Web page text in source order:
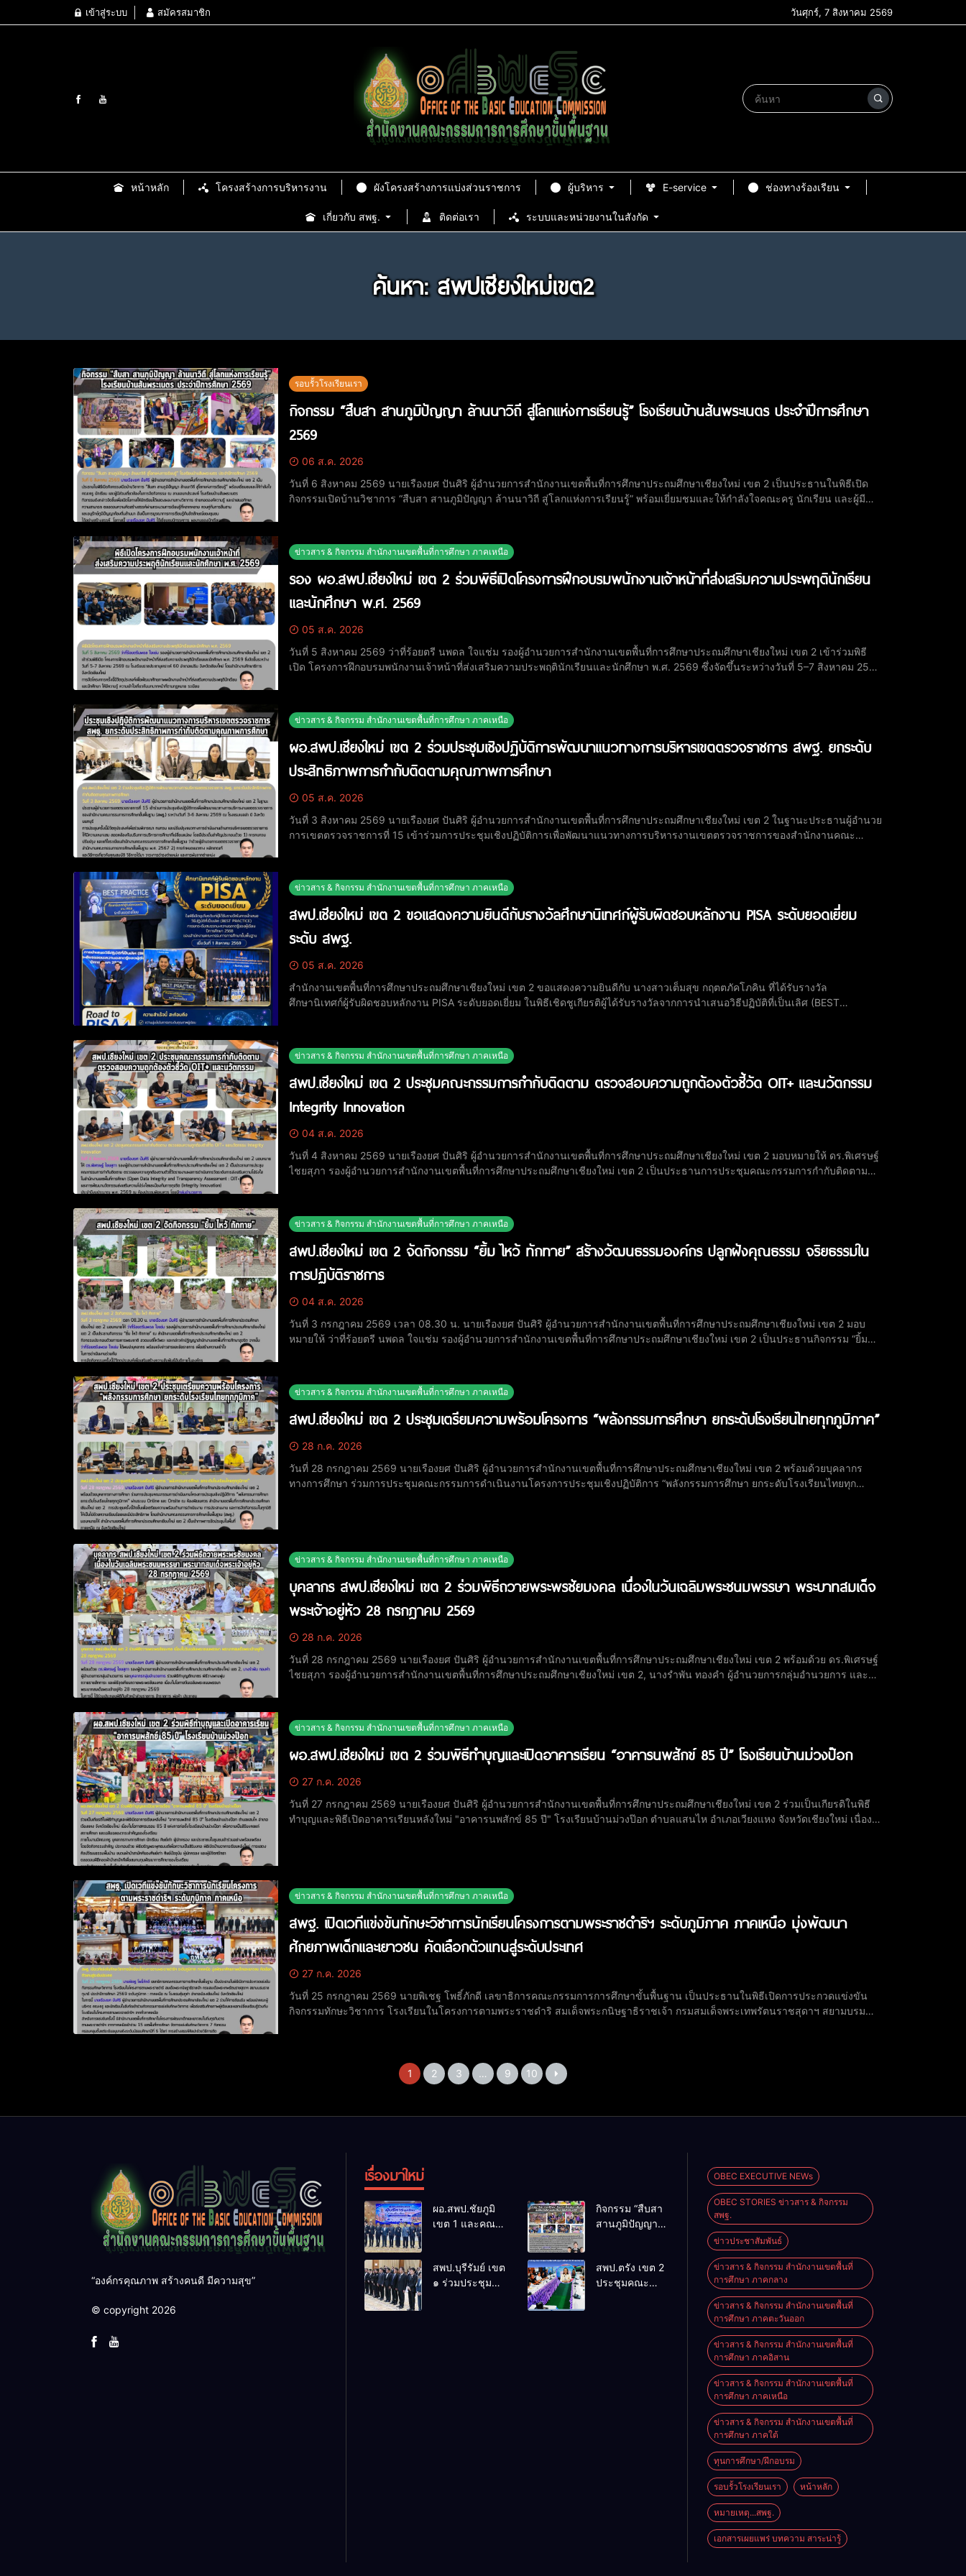
เข้าสู่ระบบ สมัครสมาชิก วันศุกร์, 7 สิงหาคม 2569
หน้าหลัก โครงสร้างการบริหารงาน ผังโครงสร้างการแบ่งส่วนราชการ ผู้บริหาร E-service ช่องทางร้องเรียน
เกี่ยวกับ สพฐ. ติดต่อเรา ระบบและหน่วยงานในสังกัด
ค้นหา: สพปเชียงใหม่เขต2
รอบรั้วโรงเรียนเรา
กิจกรรม “สืบสา สานภูมิปัญญา ล้านนาวิถี สู่โลกแห่งการเรียนรู้” โรงเรียนบ้านสันพระเนตร ประจำปีการศึกษา
2569
06 ส.ค. 2026
วันที่ 6 สิงหาคม 2569 นายเรืองยศ ปันศิริ ผู้อำนวยการสำนักงานเขตพื้นที่การศึกษาประถมศึกษาเชียงใหม่ เขต 2 เป็นประธานในพิธีเปิด
กิจกรรมเปิดบ้านวิชาการ “สืบสา สานภูมิปัญญา ล้านนาวิถี สู่โลกแห่งการเรียนรู้” พร้อมเยี่ยมชมและให้กำลังใจคณะครู นักเรียน และผู้มี
ข่าวสาร & กิจกรรม สำนักงานเขตพื้นที่การศึกษา ภาคเหนือ
รอง ผอ.สพป.เชียงใหม่ เขต 2 ร่วมพิธีเปิดโครงการฝึกอบรมพนักงานเจ้าหน้าที่ส่งเสริมความประพฤตินักเรียน
และนักศึกษา พ.ศ. 2569
05 ส.ค. 2026
วันที่ 5 สิงหาคม 2569 ว่าที่ร้อยตรี นพดล ใจแช่ม รองผู้อำนวยการสำนักงานเขตพื้นที่การศึกษาประถมศึกษาเชียงใหม่ เขต 2 เข้าร่วมพิธี
เปิด โครงการฝึกอบรมพนักงานเจ้าหน้าที่ส่งเสริมความประพฤตินักเรียนและนักศึกษา พ.ศ. 2569 ซึ่งจัดขึ้นระหว่างวันที่ 5–7 สิงหาคม 2569
ข่าวสาร & กิจกรรม สำนักงานเขตพื้นที่การศึกษา ภาคเหนือ
ผอ.สพป.เชียงใหม่ เขต 2 ร่วมประชุมเชิงปฏิบัติการพัฒนาแนวทางการบริหารเขตตรวจราชการ สพฐ. ยกระดับ
ประสิทธิภาพการกำกับติดตามคุณภาพการศึกษา
05 ส.ค. 2026
วันที่ 3 สิงหาคม 2569 นายเรืองยศ ปันศิริ ผู้อำนวยการสำนักงานเขตพื้นที่การศึกษาประถมศึกษาเชียงใหม่ เขต 2 ในฐานะประธานผู้อำนวย
การเขตตรวจราชการที่ 15 เข้าร่วมการประชุมเชิงปฏิบัติการเพื่อพัฒนาแนวทางการบริหารงานเขตตรวจราชการของสำนักงานคณะ
ข่าวสาร & กิจกรรม สำนักงานเขตพื้นที่การศึกษา ภาคเหนือ
สพป.เชียงใหม่ เขต 2 ขอแสดงความยินดีกับรางวัลศึกษานิเทศก์ผู้รับผิดชอบหลักงาน PISA ระดับยอดเยี่ยม
ระดับ สพฐ.
05 ส.ค. 2026
สำนักงานเขตพื้นที่การศึกษาประถมศึกษาเชียงใหม่ เขต 2 ขอแสดงความยินดีกับ นางสาวเต็มสุข กฤตตภัคโภคิน ที่ได้รับรางวัล
ศึกษานิเทศก์ผู้รับผิดชอบหลักงาน PISA ระดับยอดเยี่ยม ในพิธีเชิดชูเกียรติผู้ได้รับรางวัลจากการนำเสนอวิธีปฏิบัติที่เป็นเลิศ (BEST
ข่าวสาร & กิจกรรม สำนักงานเขตพื้นที่การศึกษา ภาคเหนือ
สพป.เชียงใหม่ เขต 2 ประชุมคณะกรรมการกำกับติดตาม ตรวจสอบความถูกต้องตัวชี้วัด OIT+ และนวัตกรรม
Integrity Innovation
04 ส.ค. 2026
วันที่ 4 สิงหาคม 2569 นายเรืองยศ ปันศิริ ผู้อำนวยการสำนักงานเขตพื้นที่การศึกษาประถมศึกษาเชียงใหม่ เขต 2 มอบหมายให้ ดร.พิเศรษฐ์
ไชยสุภา รองผู้อำนวยการสำนักงานเขตพื้นที่การศึกษาประถมศึกษาเชียงใหม่ เขต 2 เป็นประธานการประชุมคณะกรรมการกำกับติดตาม
ข่าวสาร & กิจกรรม สำนักงานเขตพื้นที่การศึกษา ภาคเหนือ
สพป.เชียงใหม่ เขต 2 จัดกิจกรรม “ยิ้ม ไหว้ ทักทาย” สร้างวัฒนธรรมองค์กร ปลูกฝังคุณธรรม จริยธรรมใน
การปฏิบัติราชการ
04 ส.ค. 2026
วันที่ 3 กรกฎาคม 2569 เวลา 08.30 น. นายเรืองยศ ปันศิริ ผู้อำนวยการสำนักงานเขตพื้นที่การศึกษาประถมศึกษาเชียงใหม่ เขต 2 มอบ
หมายให้ ว่าที่ร้อยตรี นพดล ใจแช่ม รองผู้อำนวยการสำนักงานเขตพื้นที่การศึกษาประถมศึกษาเชียงใหม่ เขต 2 เป็นประธานกิจกรรม “ยิ้ม
ข่าวสาร & กิจกรรม สำนักงานเขตพื้นที่การศึกษา ภาคเหนือ
สพป.เชียงใหม่ เขต 2 ประชุมเตรียมความพร้อมโครงการ “พลังกรรมการศึกษา ยกระดับโรงเรียนไทยทุกภูมิภาค”
28 ก.ค. 2026
วันที่ 28 กรกฎาคม 2569 นายเรืองยศ ปันศิริ ผู้อำนวยการสำนักงานเขตพื้นที่การศึกษาประถมศึกษาเชียงใหม่ เขต 2 พร้อมด้วยบุคลากร
ทางการศึกษา ร่วมการประชุมคณะกรรมการดำเนินงานโครงการประชุมเชิงปฏิบัติการ “พลังกรรมการศึกษา ยกระดับโรงเรียนไทยทุก
ข่าวสาร & กิจกรรม สำนักงานเขตพื้นที่การศึกษา ภาคเหนือ
บุคลากร สพป.เชียงใหม่ เขต 2 ร่วมพิธีถวายพระพรชัยมงคล เนื่องในวันเฉลิมพระชนมพรรษา พระบาทสมเด็จ
พระเจ้าอยู่หัว 28 กรกฎาคม 2569
28 ก.ค. 2026
วันที่ 28 กรกฎาคม 2569 นายเรืองยศ ปันศิริ ผู้อำนวยการสำนักงานเขตพื้นที่การศึกษาประถมศึกษาเชียงใหม่ เขต 2 พร้อมด้วย ดร.พิเศรษฐ์
ไชยสุภา รองผู้อำนวยการสำนักงานเขตพื้นที่การศึกษาประถมศึกษาเชียงใหม่ เขต 2, นางรำพัน ทองคำ ผู้อำนวยการกลุ่มอำนวยการ และ
ข่าวสาร & กิจกรรม สำนักงานเขตพื้นที่การศึกษา ภาคเหนือ
ผอ.สพป.เชียงใหม่ เขต 2 ร่วมพิธีทำบุญและเปิดอาคารเรียน “อาคารนพสักข์ 85 ปี” โรงเรียนบ้านม่วงป๊อก
27 ก.ค. 2026
วันที่ 27 กรกฎาคม 2569 นายเรืองยศ ปันศิริ ผู้อำนวยการสำนักงานเขตพื้นที่การศึกษาประถมศึกษาเชียงใหม่ เขต 2 ร่วมเป็นเกียรติในพิธี
ทำบุญและพิธีเปิดอาคารเรียนหลังใหม่ "อาคารนพสักข์ 85 ปี" โรงเรียนบ้านม่วงป๊อก ตำบลแสนไห อำเภอเวียงแหง จังหวัดเชียงใหม่ เนื่อง
ข่าวสาร & กิจกรรม สำนักงานเขตพื้นที่การศึกษา ภาคเหนือ
สพฐ. เปิดเวทีแข่งขันทักษะวิชาการนักเรียนโครงการตามพระราชดำริฯ ระดับภูมิภาค ภาคเหนือ มุ่งพัฒนา
ศักยภาพเด็กและเยาวชน คัดเลือกตัวแทนสู่ระดับประเทศ
27 ก.ค. 2026
วันที่ 25 กรกฎาคม 2569 นายพิเชฐ โพธิ์ภักดี เลขาธิการคณะกรรมการการศึกษาขั้นพื้นฐาน เป็นประธานในพิธีเปิดการประกวดแข่งขัน
กิจกรรมทักษะวิชาการ โรงเรียนในโครงการตามพระราชดำริ สมเด็จพระกนิษฐาธิราชเจ้า กรมสมเด็จพระเทพรัตนราชสุดาฯ สยามบรม
1 2 3 … 9 10
“องค์กรคุณภาพ สร้างคนดี มีความสุข”
© copyright 2026
เรื่องมาใหม่
ผอ.สพป.ชัยภูมิ
เขต 1 และคณะ
วิชาการ “ผู้
บริหารยุคใหม่นำ
กิจกรรม “สืบสา
สานภูมิปัญญา
โรงเรียนบ้านสัน
พระเนตร ประจำ
สพป.บุรีรัมย์ เขต
๑ ร่วมประชุม
สพป.ตรัง เขต 2
ประชุมคณะ
OBEC EXECUTIVE NEWs
OBEC STORIES ข่าวสาร & กิจกรรม
สพฐ.
ข่าวประชาสัมพันธ์
ข่าวสาร & กิจกรรม สำนักงานเขตพื้นที่
การศึกษา ภาคกลาง
ข่าวสาร & กิจกรรม สำนักงานเขตพื้นที่
การศึกษา ภาคตะวันออก
ข่าวสาร & กิจกรรม สำนักงานเขตพื้นที่
การศึกษา ภาคอิสาน
ข่าวสาร & กิจกรรม สำนักงานเขตพื้นที่
การศึกษา ภาคเหนือ
ข่าวสาร & กิจกรรม สำนักงานเขตพื้นที่
การศึกษา ภาคใต้
ทุนการศึกษา/ฝึกอบรม
รอบรั้วโรงเรียนเรา หน้าหลัก
หมายเหตุ...สพฐ.
เอกสารเผยแพร่ บทความ สาระน่ารู้